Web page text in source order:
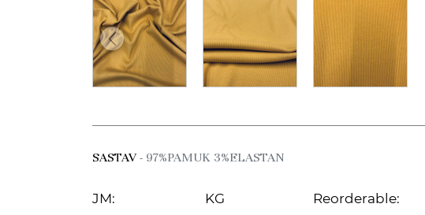
SASTAV- 97%PAMUK 3%ELASTAN
JM:
KG
Reorderable: